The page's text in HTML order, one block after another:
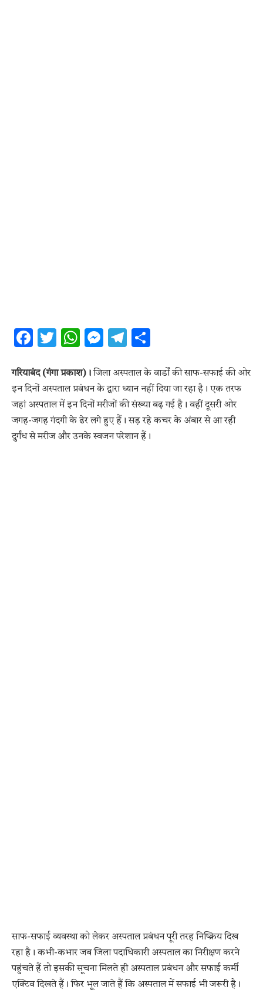
Facebook
Twitter
WhatsApp
Messenger
Telegram
गरियाबंद (गंगा प्रकाश)।जिला अस्पताल के वार्डों की साफ-सफाई की ओर
इन दिनों अस्पताल प्रबंधन के द्वारा ध्यान नहीं दिया जा रहा है। एक तरफ
जहां अस्पताल में इन दिनों मरीजों की संख्या बढ़ गई है। वहीं दूसरी ओर
जगह-जगह गंदगी के ढेर लगे हुए हैं। सड़ रहे कचर के अंबार से आ रही
दुर्गंध से मरीज और उनके स्वजन परेशान हैं।
साफ-सफाई व्यवस्था को लेकर अस्पताल प्रबंधन पूरी तरह निष्क्रिय दिख
रहा है। कभी-कभार जब जिला पदाधिकारी अस्पताल का निरीक्षण करने
पहुंचते हैं तो इसकी सूचना मिलते ही अस्पताल प्रबंधन और सफाई कर्मी
एक्टिव दिखते हैं। फिर भूल जाते हैं कि अस्पताल में सफाई भी जरूरी है।